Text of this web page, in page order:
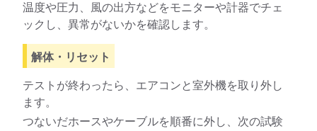
温度や圧力、風の出方などをモニターや計器でチェ
ックし、異常がないかを確認します。
解体・リセット
テストが終わったら、エアコンと室外機を取り外し
ます。
つないだホースやケーブルを順番に外し、次の試験